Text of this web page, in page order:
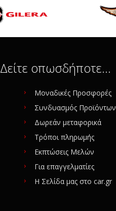
Δείτε οπωσδήποτε…
Μοναδικές Προσφορές
Συνδυασμός Προϊόντων
Δωρεάν μεταφορικά
Τρόποι πληρωμής
Εκπτώσεις Μελών
Για επαγγελματίες
Η Σελίδα μας στο car.gr